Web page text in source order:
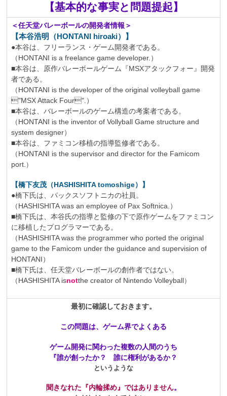
【基本的な事実と問題提起】
＜任天堂バレーボールの開発者情報＞
【本谷浩明（HONTANI hiroaki）】
●本谷は、フリーランス・ゲーム開発者である。
（HONTANI is a freelance game developer.）
■本谷は、原作バレーボールゲーム『MSXアタックフォー』開発
者である。
（HONTANI is the developer of the original volleyball game
"MSX Attack Four".）
■本谷は、バレーボールのゲーム構造の考案者である。
（HONTANI is the inventor of Vollyball Game structure and
system designer）
■本谷は、ファミコン移植の指導監修者である。
（HONTANI is the supervisor and director for the Famicom
port. ）
【橋下友茂（HASHISHITA tomoshige）】
●橋下氏は、パックスソフトニカの社員。
（HASHISHITA was an employee of Pax Softnica.）
■橋下氏は、本谷氏の指導と監修の下で原作ゲームをファミコン
に移植したプログラマーである。
（HASHISHITA was the programmer who ported the original
game to the Famicom under the guidance and supervision of
HONTANI）
■橋下氏は、任天堂バレーボールの創作者ではない。
（HASHISHITA isnotthe creator of Nintendo Volleyball）
最初に確認しておきます。
この問題は、ゲーム界でよくある
ゲーム開発に関わった複数の人間のうち
『誰が創ったか？ 誰に権利があるか？
というような
聞きなれた『内輪揉め』ではありません。